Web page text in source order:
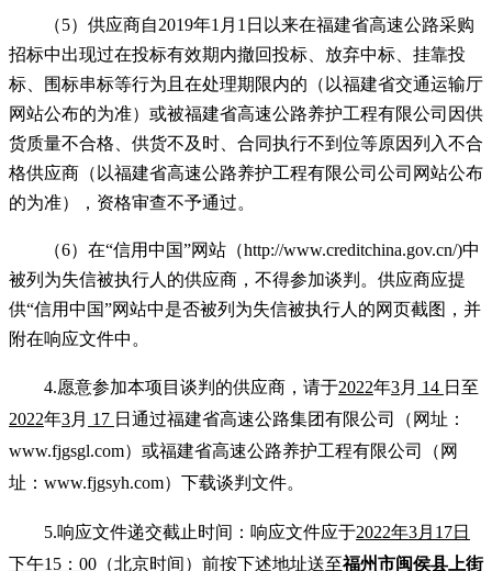
（5）供应商自2019年1月1日以来在福建省高速公路采购
招标中出现过在投标有效期内撤回投标、放弃中标、挂靠投
标、围标串标等行为且在处理期限内的（以福建省交通运输厅
网站公布的为准）或被福建省高速公路养护工程有限公司因供
货质量不合格、供货不及时、合同执行不到位等原因列入不合
格供应商（以福建省高速公路养护工程有限公司公司网站公布
的为准），资格审查不予通过。
（6）在“信用中国”网站（http://www.creditchina.gov.cn/)中
被列为失信被执行人的供应商，不得参加谈判。供应商应提
供“信用中国”网站中是否被列为失信被执行人的网页截图，并
附在响应文件中。
4.愿意参加本项目谈判的供应商，请于2022年3月 14 日至
2022年3月 17 日 通过福建省高速公路集团有限公司（网址：
www.fjgsgl.com）或福建省高速公路养护工程有限公司（网
址：www.fjgsyh.com）下载谈判文件。
5.响应文件递交截止时间：响应文件应于2022年3月 17日
下午15 ： 00 （北京时间）前按下述地址送至福州市闽侯县上街